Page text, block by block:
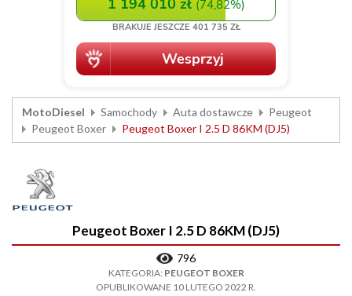
MotoDiesel Samochody Auta dostawcze
Peugeot
Peugeot Boxer
Peugeot Boxer I 2.5 D 86KM (DJ5)
Peugeot Boxer I 2.5 D 86KM (DJ5)
796
KATEGORIA: PEUGEOT BOXER
OPUBLIKOWANE 10 LUTEGO 2022 R.